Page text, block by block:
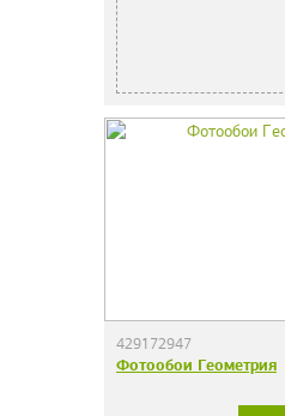
429172947
Фотообои Геометрия